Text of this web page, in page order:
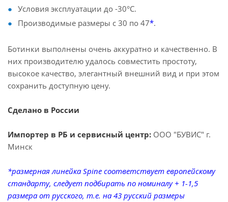
Условия эксплуатации до -30°С.
Производимые размеры с 30 по 47*.
Ботинки выполнены очень аккуратно и качественно. В
них производителю удалось совместить простоту,
высокое качество, элегантный внешний вид и при этом
сохранить доступную цену.
Сделано в России
Импортер в РБ и сервисный центр: ООО "БУВИС" г.
Минск
*размерная линейка Spine соответствует европейскому
стандарту, следует подбирать по номиналу + 1-1,5
размера от русского, т.е. на 43 русский размеры